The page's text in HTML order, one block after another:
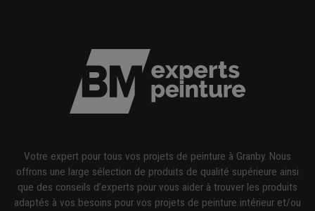
Votre expert pour tous vos projets de peinture à Granby. Nous
offrons une large sélection de produits de qualité supérieure ainsi
que des conseils d’experts pour vous aider à trouver les produits
adaptés à vos besoins pour vos projets de peinture intérieur et/ou